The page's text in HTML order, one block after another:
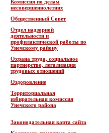
Комиссия по делам
несовершеннолетних
Общественный Совет
Отдел надзорной
деятельности и
профилактической работы по
Унечскому району
Охрана труда, социальное
партнерство, легализация
трудовых отношений
Оздоровление
Территориальная
избирательная комиссия
Унечского района
Законодательная карта сайта